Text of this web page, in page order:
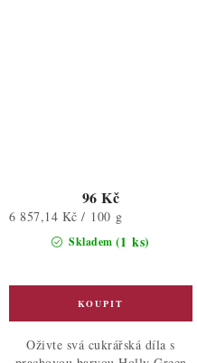
Skladem (1 ks)
96 Kč
Měrná
6 857,14 Kč / 100 g
Oživte svá cukrářská díla s